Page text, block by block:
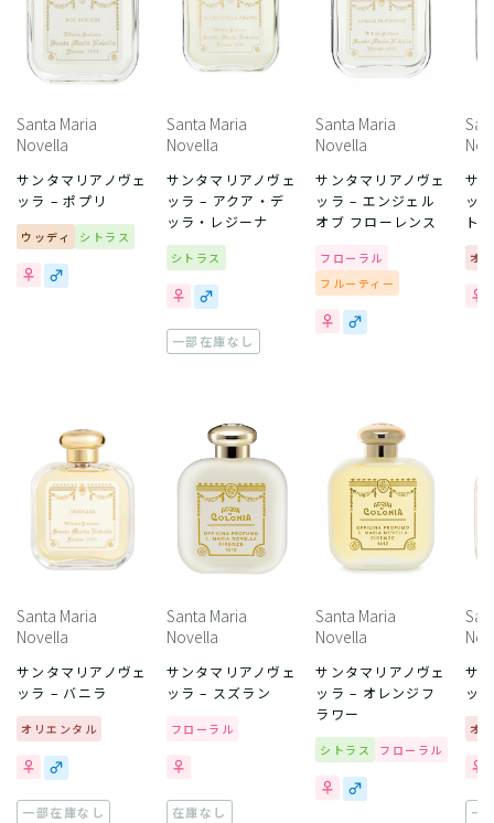
Santa Maria
Novella
サンタマリアノヴェ
ッラ – ポプリ
ウッディ シトラス
Santa Maria
Novella
サンタマリアノヴェ
ッラ – アクア・デ
ッラ・レジーナ
シトラス
一部在庫なし
Santa Maria
Novella
サンタマリアノヴェ
ッラ – エンジェル
オブ フローレンス
フローラル
フルーティー
サ
ッ
ト
オ
Santa Maria
Novella
サンタマリアノヴェ
ッラ – バニラ
オリエンタル
一部在庫なし
Santa Maria
Novella
サンタマリアノヴェ
ッラ – スズラン
フローラル
在庫なし
Santa Maria
Novella
サンタマリアノヴェ
ッラ – オレンジフ
ラワー
シトラス フローラル
サ
ッ
オ
一